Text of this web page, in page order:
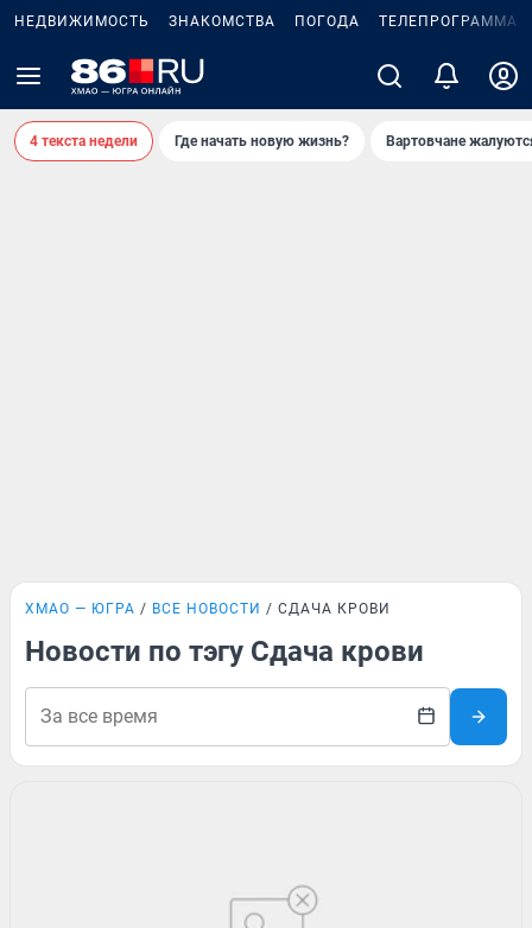
НЕДВИЖИМОСТЬ ЗНАКОМСТВА ПОГОДА ТЕЛЕПРОГРАММА
4 текста недели Где начать новую жизнь? Вартовчане
ХМАО — ЮГРА ВСЕ НОВОСТИ СДАЧА КРОВИ
Новости по тэгу Сдача крови